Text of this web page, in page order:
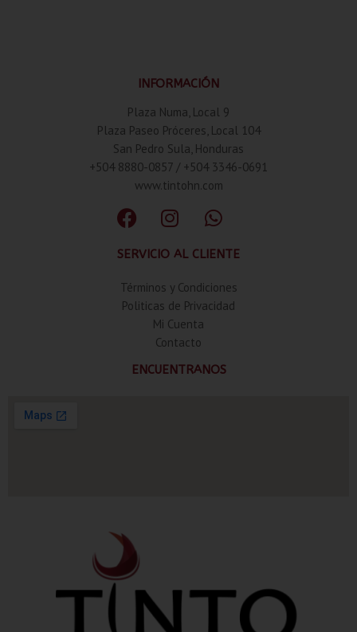
INFORMACIÓN
Plaza Numa, Local 9
Plaza Paseo Próceres, Local 104
San Pedro Sula, Honduras
+504 8880-0857 / +504 3346-0691
www.tintohn.com
SERVICIO AL CLIENTE
Términos y Condiciones
Politicas de Privacidad
Mi Cuenta
Contacto
ENCUENTRANOS